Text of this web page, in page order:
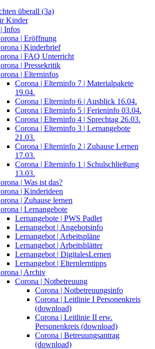
überall (3a)
Kinder
Infos
| Eröffnung
| Kinderbrief
| FAQ Unterricht
| Pressekritik
| Elterninfos
Corona | Elterninfo 7 | Materialpakete
19.04.
Corona | Elterninfo 6 | Ausblick 16.04.
Corona | Elterninfo 5 | Ferieninfo 03.04.
Corona | Elterninfo 4 | Sprechtag 26.03.
Corona | Elterninfo 3 | Lernangebote
21.03.
Corona | Elterninfo 2 | Zuhause Lernen
17.03.
Corona | Elterninfo 1 | Schulschließung
13.03.
| Was ist das?
| Kinderideen
| Zuhause lernen
| Lernangebote
Lernangebote | PWS Padlet
Lernangebot | Angebotsinfo
Lernangebot | Arbeitspläne
Lernangebot | Arbeitsblätter
Lernangebot | DigitalesLernen
Lernangebot | Elternlerntipps
| Archiv
Corona | Notbetreuung
Corona | Notbetreuungsinfo
Corona | Leitlinie I Personenkreis
(download)
Corona | Leitlinie II erw.
Personenkreis (download)
Corona | Betreuungsantrag
(download)